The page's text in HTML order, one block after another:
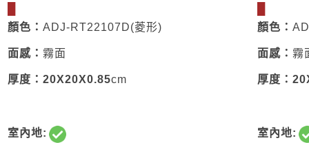
顏色： ADJ-RT22107D(菱形)
面感： 霧面
厚度： 20X20X0.85cm
室內地:
顏色：
面感： 霧
厚度：
室內地: